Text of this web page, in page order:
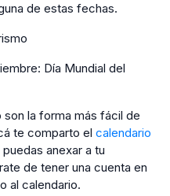
de estas fechas.
Día Mundial del
son la forma más fácil de
te comparto el calendario
anexar a tu
de tener una cuenta en
al calendario.